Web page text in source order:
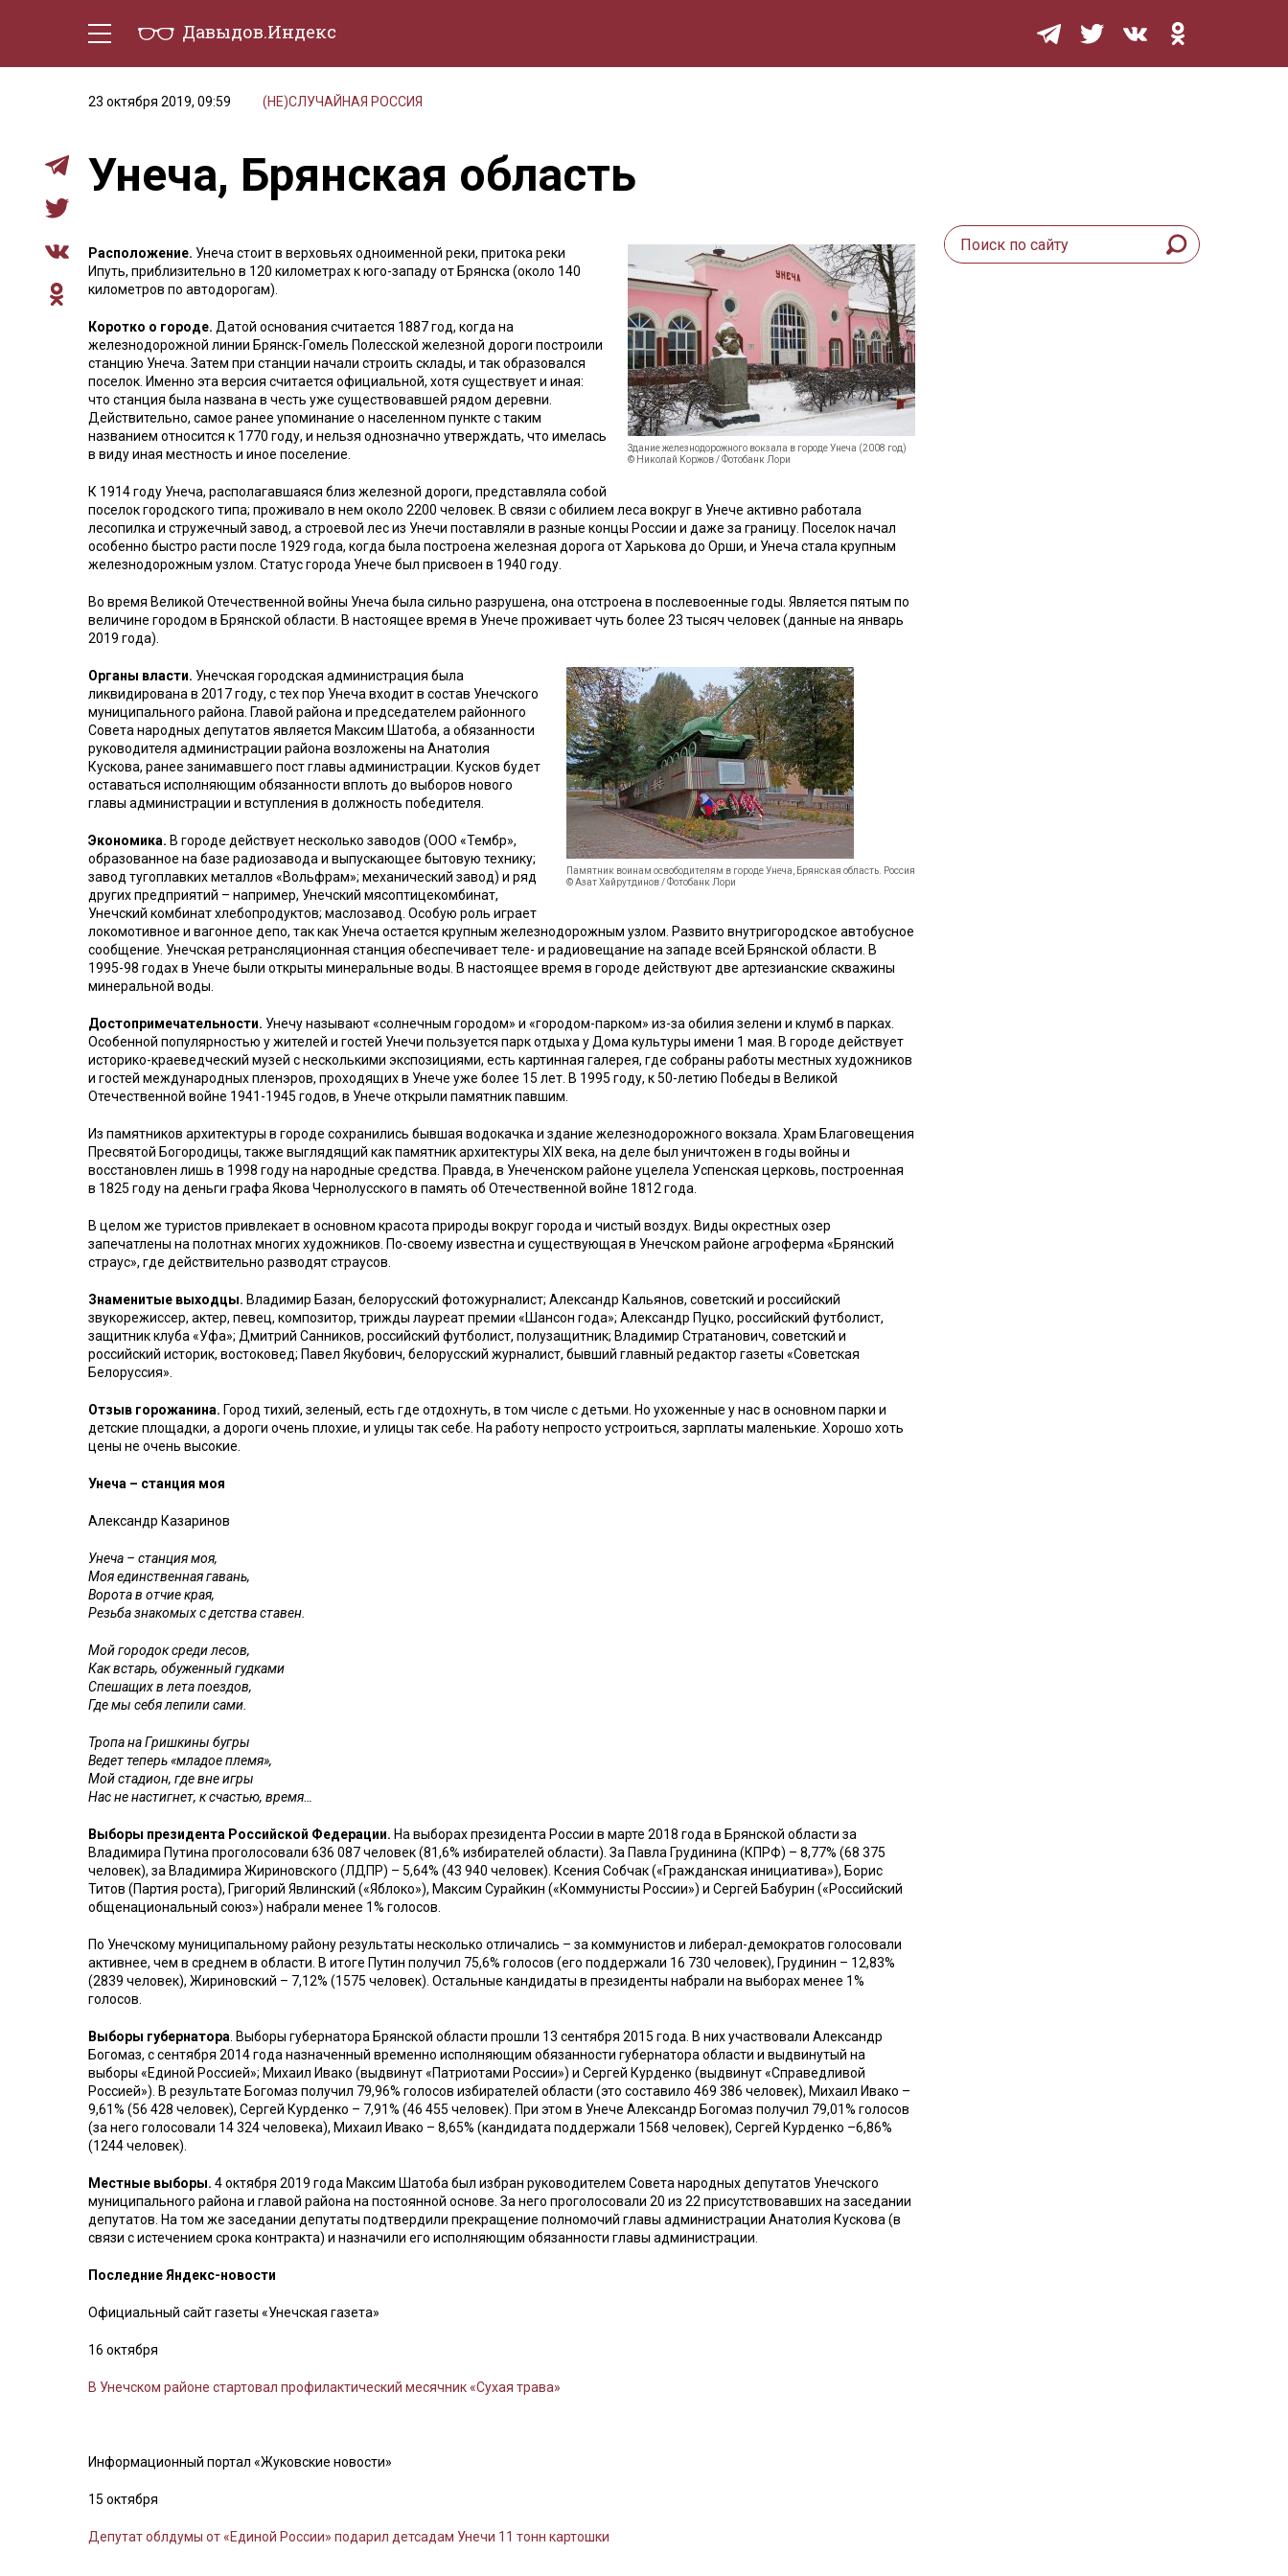
Давыдов.Индекс
23 октября 2019, 09:59
(НЕ)СЛУЧАЙНАЯ РОССИЯ
Унеча, Брянская область
Здание железнодорожного вокзала в городе Унеча (2008 год)
© Николай Коржов / Фотобанк Лори
Расположение. Унеча стоит в верховьях одноименной реки, притока реки
Ипуть, приблизительно в 120 километрах к юго-западу от Брянска (около 140
километров по автодорогам).
Коротко о городе. Датой основания считается 1887 год, когда на
железнодорожной линии Брянск-Гомель Полесской железной дороги построили
станцию Унеча. Затем при станции начали строить склады, и так образовался
поселок. Именно эта версия считается официальной, хотя существует и иная:
что станция была названа в честь уже существовавшей рядом деревни.
Действительно, самое ранее упоминание о населенном пункте с таким
названием относится к 1770 году, и нельзя однозначно утверждать, что имелась
в виду иная местность и иное поселение.
К 1914 году Унеча, располагавшаяся близ железной дороги, представляла собой
поселок городского типа; проживало в нем около 2200 человек. В связи с обилием леса вокруг в Унече активно работала
лесопилка и стружечный завод, а строевой лес из Унечи поставляли в разные концы России и даже за границу. Поселок начал
особенно быстро расти после 1929 года, когда была построена железная дорога от Харькова до Орши, и Унеча стала крупным
железнодорожным узлом. Статус города Унече был присвоен в 1940 году.
Во время Великой Отечественной войны Унеча была сильно разрушена, она отстроена в послевоенные годы. Является пятым по
величине городом в Брянской области. В настоящее время в Унече проживает чуть более 23 тысяч человек (данные на январь
2019 года).
Памятник воинам освободителям в городе Унеча, Брянская область. Россия
© Азат Хайрутдинов / Фотобанк Лори
Органы власти. Унечская городская администрация была
ликвидирована в 2017 году, с тех пор Унеча входит в состав Унечского
муниципального района. Главой района и председателем районного
Совета народных депутатов является Максим Шатоба, а обязанности
руководителя администрации района возложены на Анатолия
Кускова, ранее занимавшего пост главы администрации. Кусков будет
оставаться исполняющим обязанности вплоть до выборов нового
главы администрации и вступления в должность победителя.
Экономика. В городе действует несколько заводов (ООО «Тембр»,
образованное на базе радиозавода и выпускающее бытовую технику;
завод тугоплавких металлов «Вольфрам»; механический завод) и ряд
других предприятий – например, Унечский мясоптицекомбинат,
Унечский комбинат хлебопродуктов; маслозавод. Особую роль играет
локомотивное и вагонное депо, так как Унеча остается крупным железнодорожным узлом. Развито внутригородское автобусное
сообщение. Унечская ретрансляционная станция обеспечивает теле- и радиовещание на западе всей Брянской области. В
1995-98 годах в Унече были открыты минеральные воды. В настоящее время в городе действуют две артезианские скважины
минеральной воды.
Достопримечательности. Унечу называют «солнечным городом» и «городом-парком» из-за обилия зелени и клумб в парках.
Особенной популярностью у жителей и гостей Унечи пользуется парк отдыха у Дома культуры имени 1 мая. В городе действует
историко-краеведческий музей с несколькими экспозициями, есть картинная галерея, где собраны работы местных художников
и гостей международных пленэров, проходящих в Унече уже более 15 лет. В 1995 году, к 50-летию Победы в Великой
Отечественной войне 1941-1945 годов, в Унече открыли памятник павшим.
Из памятников архитектуры в городе сохранились бывшая водокачка и здание железнодорожного вокзала. Храм Благовещения
Пресвятой Богородицы, также выглядящий как памятник архитектуры XIX века, на деле был уничтожен в годы войны и
восстановлен лишь в 1998 году на народные средства. Правда, в Унеченском районе уцелела Успенская церковь, построенная
в 1825 году на деньги графа Якова Чернолусского в память об Отечественной войне 1812 года.
В целом же туристов привлекает в основном красота природы вокруг города и чистый воздух. Виды окрестных озер
запечатлены на полотнах многих художников. По-своему известна и существующая в Унечском районе агроферма «Брянский
страус», где действительно разводят страусов.
Знаменитые выходцы. Владимир Базан, белорусский фотожурналист; Александр Кальянов, советский и российский
звукорежиссер, актер, певец, композитор, трижды лауреат премии «Шансон года»; Александр Пуцко, российский футболист,
защитник клуба «Уфа»; Дмитрий Санников, российский футболист, полузащитник; Владимир Стратанович, советский и
российский историк, востоковед; Павел Якубович, белорусский журналист, бывший главный редактор газеты «Советская
Белоруссия».
Отзыв горожанина. Город тихий, зеленый, есть где отдохнуть, в том числе с детьми. Но ухоженные у нас в основном парки и
детские площадки, а дороги очень плохие, и улицы так себе. На работу непросто устроиться, зарплаты маленькие. Хорошо хоть
цены не очень высокие.
Унеча – станция моя
Александр Казаринов
Унеча – станция моя,
Моя единственная гавань,
Ворота в отчие края,
Резьба знакомых с детства ставен.
Мой городок среди лесов,
Как встарь, обуженный гудками
Спешащих в лета поездов,
Где мы себя лепили сами.
Тропа на Гришкины бугры
Ведет теперь «младое племя»,
Мой стадион, где вне игры
Нас не настигнет, к счастью, время…
Выборы президента Российской Федерации. На выборах президента России в марте 2018 года в Брянской области за
Владимира Путина проголосовали 636 087 человек (81,6% избирателей области). За Павла Грудинина (КПРФ) – 8,77% (68 375
человек), за Владимира Жириновского (ЛДПР) – 5,64% (43 940 человек). Ксения Собчак («Гражданская инициатива»), Борис
Титов (Партия роста), Григорий Явлинский («Яблоко»), Максим Сурайкин («Коммунисты России») и Сергей Бабурин («Российский
общенациональный союз») набрали менее 1% голосов.
По Унечскому муниципальному району результаты несколько отличались – за коммунистов и либерал-демократов голосовали
активнее, чем в среднем в области. В итоге Путин получил 75,6% голосов (его поддержали 16 730 человек), Грудинин – 12,83%
(2839 человек), Жириновский – 7,12% (1575 человек). Остальные кандидаты в президенты набрали на выборах менее 1%
голосов.
Выборы губернатора . Выборы губернатора Брянской области прошли 13 сентября 2015 года. В них участвовали Александр
Богомаз, с сентября 2014 года назначенный временно исполняющим обязанности губернатора области и выдвинутый на
выборы «Единой Россией»; Михаил Ивако (выдвинут «Патриотами России») и Сергей Курденко (выдвинут «Справедливой
Россией»). В результате Богомаз получил 79,96% голосов избирателей области (это составило 469 386 человек), Михаил Ивако –
9,61% (56 428 человек), Сергей Курденко – 7,91% (46 455 человек). При этом в Унече Александр Богомаз получил 79,01% голосов
(за него голосовали 14 324 человека), Михаил Ивако – 8,65% (кандидата поддержали 1568 человек), Сергей Курденко –6,86%
(1244 человек).
Местные выборы. 4 октября 2019 года Максим Шатоба был избран руководителем Совета народных депутатов Унечского
муниципального района и главой района на постоянной основе. За него проголосовали 20 из 22 присутствовавших на заседании
депутатов. На том же заседании депутаты подтвердили прекращение полномочий главы администрации Анатолия Кускова (в
связи с истечением срока контракта) и назначили его исполняющим обязанности главы администрации.
Последние Яндекс-новости
Официальный сайт газеты «Унечская газета»
16 октября
В Унечском районе стартовал профилактический месячник «Сухая трава»
Информационный портал «Жуковские новости»
15 октября
Депутат облдумы от «Единой России» подарил детсадам Унечи 11 тонн картошки